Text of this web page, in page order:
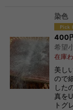
染色
400
希望
在庫
美し
ので
した
真を
トグ